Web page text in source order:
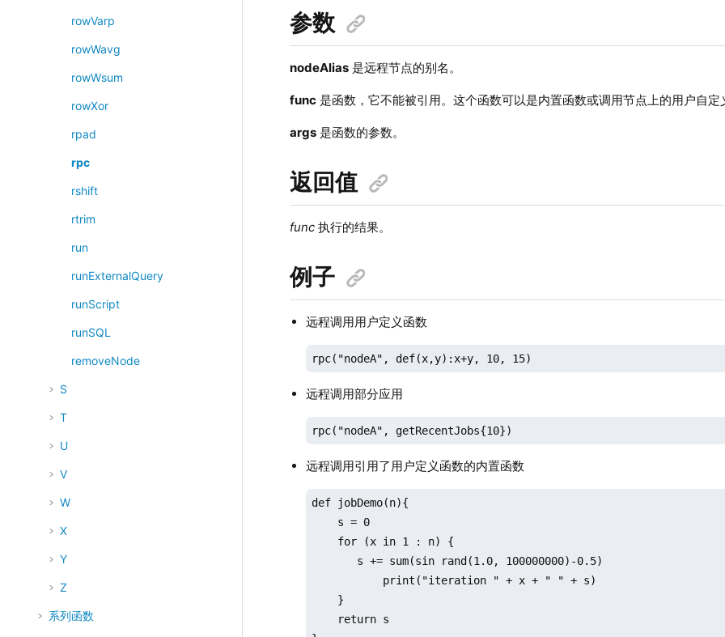
rowVarp
rowWavg
rowWsum
rowXor
rpad
rpc
rshift
rtrim
run
runExternalQuery
runScript
runSQL
removeNode
S
T
U
V
W
X
Y
Z
系列函数
参数
nodeAlias 是远程节点的别名。
func 是函数，它不能被引用。这个函数可以是内置函数或调用节点上的用户自定
args 是函数的参数。
返回值
func 执行的结果。
例子
远程调用用户定义函数
rpc("nodeA", def(x,y):x+y, 10, 15)
远程调用部分应用
rpc("nodeA", getRecentJobs{10})
远程调用引用了用户定义函数的内置函数
def jobDemo(n){
    s = 0
    for (x in 1 : n) {
       s += sum(sin rand(1.0, 100000000)-0.5)
           print("iteration " + x + " " + s)
    }
    return s